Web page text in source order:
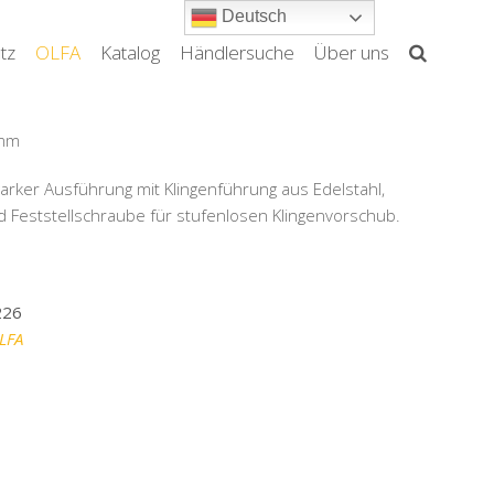
OLFA Katalog Händlersuche Über uns
Ausführung mit Klingenführung aus Edelstahl,
Feststellschraube für stufenlosen Klingenvorschub.
Deutsch